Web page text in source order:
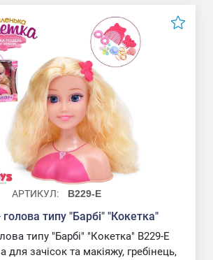
АРТИКУЛ: B229-E
типу "Барбі" "Кокетка"
типу "Барбі" "Кокетка" B229-E
для зачісок та макіяжу, гребінець,